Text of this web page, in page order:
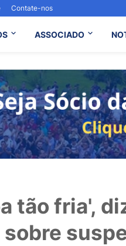
Contate-nos
ASSOCIADO
tão fria',
sobre